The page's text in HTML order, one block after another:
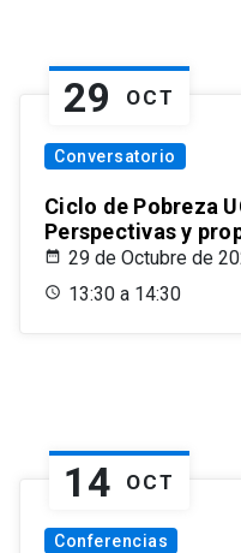
29 OCT
Conversatorio
Ciclo de Pobreza
Perspectivas y
29 de Octubre de
13:30 a 14:30
14 OCT
Conferencias